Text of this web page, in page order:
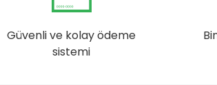
Güvenli ve kolay ödeme
sistemi